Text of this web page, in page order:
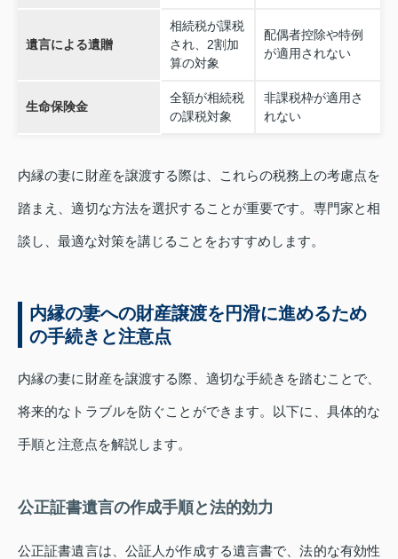
遺言による遺贈
相続税が課税
され、2割加
算の対象
配偶者控除や特例
が適用されない
生命保険金
全額が相続税
の課税対象
非課税枠が適用さ
れない
内縁の妻に財産を譲渡する際は、これらの税務上の考慮点を
踏まえ、適切な方法を選択することが重要です。専門家と相
談し、最適な対策を講じることをおすすめします。
内縁の妻への財産譲渡を円滑に進めるため
の手続きと注意点
内縁の妻に財産を譲渡する際、適切な手続きを踏むことで、
将来的なトラブルを防ぐことができます。以下に、具体的な
手順と注意点を解説します。
公正証書遺言の作成手順と法的効力
公正証書遺言は、公証人が作成する遺言書で、法的な有効性